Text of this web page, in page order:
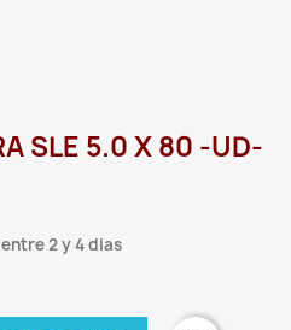
SLE 5.0 X 80 -UD-
2 y 4 dias